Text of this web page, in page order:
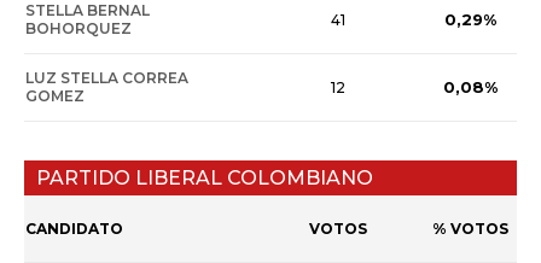
STELLA BERNAL
BOHORQUEZ
41 0,29%
LUZ STELLA CORREA
GOMEZ
12 0,08%
PARTIDO LIBERAL COLOMBIANO
CANDIDATO VOTOS % VOTOS